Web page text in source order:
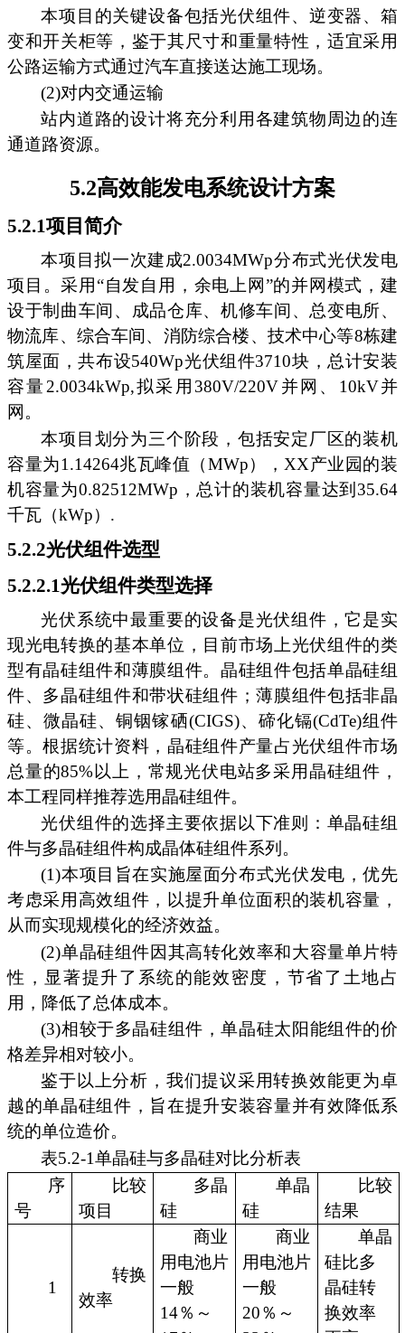
本项目的关键设备包括光伏组件、逆变器、箱
变和开关柜等，鉴于其尺寸和重量特性，适宜采用
公路运输方式通过汽车直接送达施工现场。
(2)对内交通运输
站内道路的设计将充分利用各建筑物周边的连
通道路资源。
5.2高效能发电系统设计方案
5.2.1项目简介
本项目拟一次建成2.0034MWp分布式光伏发电
项目。采用“自发自用，余电上网”的并网模式，建
设于制曲车间、成品仓库、机修车间、总变电所、
物流库、综合车间、消防综合楼、技术中心等8栋建
筑屋面，共布设540Wp光伏组件3710块，总计安装
容量2.0034kWp,拟采用380V/220V并网、10kV并
网。
本项目划分为三个阶段，包括安定厂区的装机
容量为1.14264兆瓦峰值（MWp），XX产业园的装
机容量为0.82512MWp，总计的装机容量达到35.64
千瓦（kWp）.
5.2.2光伏组件选型
5.2.2.1光伏组件类型选择
光伏系统中最重要的设备是光伏组件，它是实
现光电转换的基本单位，目前市场上光伏组件的类
型有晶硅组件和薄膜组件。晶硅组件包括单晶硅组
件、多晶硅组件和带状硅组件；薄膜组件包括非晶
硅、微晶硅、铜铟镓硒(CIGS)、碲化镉(CdTe)组件
等。根据统计资料，晶硅组件产量占光伏组件市场
总量的85%以上，常规光伏电站多采用晶硅组件，
本工程同样推荐选用晶硅组件。
光伏组件的选择主要依据以下准则：单晶硅组
件与多晶硅组件构成晶体硅组件系列。
(1)本项目旨在实施屋面分布式光伏发电，优先
考虑采用高效组件，以提升单位面积的装机容量，
从而实现规模化的经济效益。
(2)单晶硅组件因其高转化效率和大容量单片特
性，显著提升了系统的能效密度，节省了土地占
用，降低了总体成本。
(3)相较于多晶硅组件，单晶硅太阳能组件的价
格差异相对较小。
鉴于以上分析，我们提议采用转换效能更为卓
越的单晶硅组件，旨在提升安装容量并有效降低系
统的单位造价。
表5.2-1单晶硅与多晶硅对比分析表
序
号
比较
项目
多晶
硅
单晶
硅
比较
结果
1
转换
效率
商业
用电池片
一般
14％～
商业
用电池片
一般
20％～
单晶
硅比多
晶硅转
换效率